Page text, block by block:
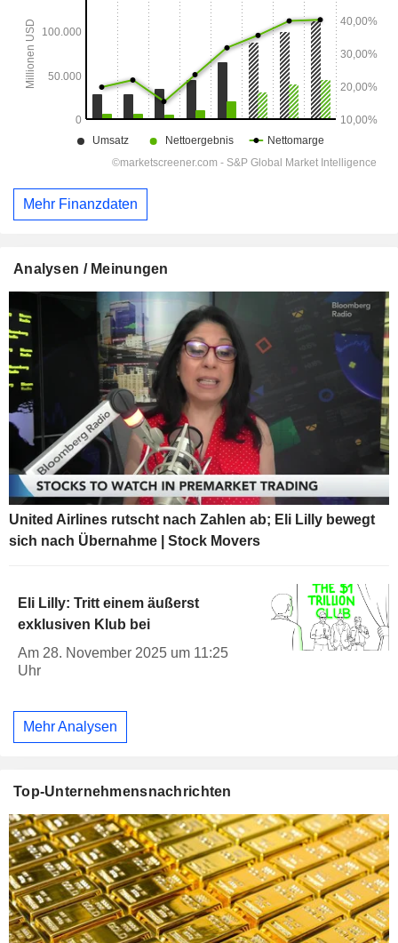
Mehr Finanzdaten
Analysen / Meinungen
United Airlines rutscht nach Zahlen ab; Eli Lilly bewegt
sich nach Übernahme | Stock Movers
Eli Lilly: Tritt einem äußerst
exklusiven Klub bei
Am 28. November 2025 um 11:25
Uhr
Mehr Analysen
Top-Unternehmensnachrichten